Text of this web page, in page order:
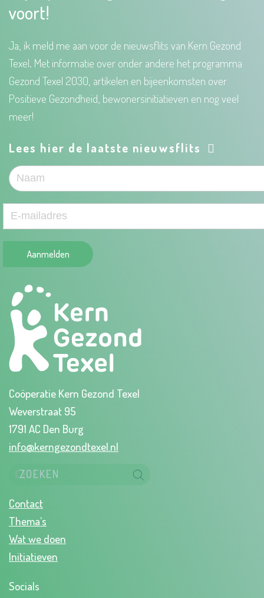
voort!
Ja, ik meld me aan voor de nieuwsflits van Kern Gezond
Texel. Met informatie over onder andere het programma
Gezond Texel 2030, artikelen en bijeenkomsten over
Positieve Gezondheid, bewonersinitiatieven en nog veel
meer!
Lees hier de laatste nieuwsflits
Aanmelden
Coöperatie Kern Gezond Texel
Weverstraat 95
1791 AC Den Burg
info@kerngezondtexel.nl
Contact
Thema’s
Wat we doen
Initiatieven
Socials